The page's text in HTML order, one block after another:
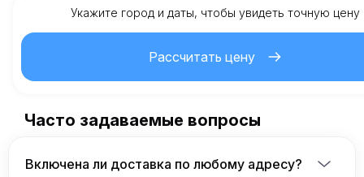
договоре аренды.
Укажите город и даты, чтобы увидеть точную цену
Рассчитать цену
Часто задаваемые вопросы
Включена ли доставка по любому адресу?